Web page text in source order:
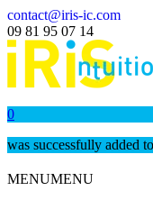
contact@iris-ic.com
09 81 95 07 14
0
was successfully added
MENUMENU